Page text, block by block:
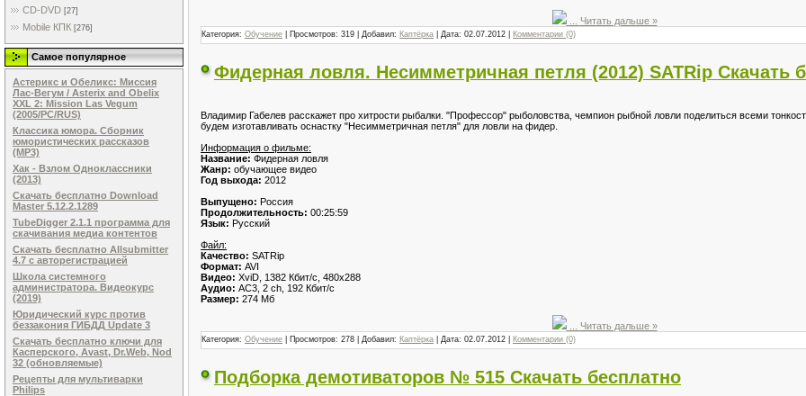
CD-DVD [27]
Mobile КПК [276]
Самое популярное
Астерикс и Обеликс: Миссия
Лас-Вегум / Asterix and Obelix
XXL 2: Mission Las Vegum
(2005/PC/RUS)
Классика юмора. Сборник
юмористических рассказов
(MP3)
Хак - Взлом Одноклассники
(2013)
Скачать бесплатно Download
Master 5.12.2.1289
TubeDigger 2.1.1 программа для
скачивания медиа контентов
Скачать бесплатно Allsubmitter
4.7 с авторегистрацией
Школа системного
администратора. Видеокурс
(2019)
Юридический курс против
беззакония ГИБДД Update 3
Скачать бесплатно ключи для
Касперского, Avast, Dr.Web, Nod
32 (обновляемые)
Рецепты для мультиварки
Philips
Читать дальше »
Категория: Обучение | Просмотров: 319 | Добавил: Каптёрка | Дата: 02.07.2012 Комментарии (0)
Фидерная ловля. Несимметричная петля (2012) SATRip Скачать
Владимир Габелев расскажет про хитрости рыбалки. "Профессор" рыболовства, чемпион рыбной ловли поделиться всеми
будем изготавливать оснастку "Несимметричная петля" для ловли на фидер.
Информация о фильме:
Название: Фидерная ловля
Жанр: обучающее видео
Год выхода: 2012
Выпущено: Россия
Продолжительность: 00:25:59
Язык: Русский
Файл:
Качество: SATRip
Формат: AVI
Видео: XviD, 1382 Кбит/с, 480x288
Аудио: AC3, 2 ch, 192 Кбит/с
Размер: 274 Мб
Читать дальше »
Категория: Обучение | Просмотров: 278 | Добавил: Каптёрка | Дата: 02.07.2012 Комментарии (0)
Подборка демотиваторов № 515 Скачать бесплатно